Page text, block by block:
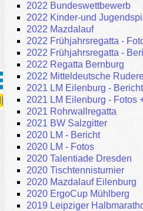
2022 Bundeswettbewerb
2022 Kinder-und
2022 Mazdalauf
2022 Frühjahrsregatta -
2022 Frühjahrsregatta -
2022 Regatta Bernburg
2022 Mitteldeutsche
2021 LM Eilenburg - Bericht
2021 LM Eilenburg - Fotos
2021 Rohrwallregatta
2021 BW Salzgitter
2020 LM - Bericht
2020 LM - Fotos
2020 Talentiade Dresden
2020 Tischtennisturnier
2020 Mazdalauf Eilenburg
2020 ErgoCup Mühlberg
2019 Leipziger